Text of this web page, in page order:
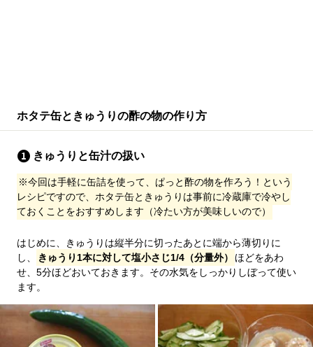
ホタテ缶ときゅうりの酢の物の作り方
きゅうりと缶汁の扱い
※今回は手軽に缶詰を使って、ぱっと酢の物を作ろう！という
レシピですので、ホタテ缶ときゅうりは事前に冷蔵庫で冷やし
ておくことをおすすめします（冷たい方が美味しいので）
はじめに、きゅうりは縦半分に切ったあとに端から薄切りに
し、
きゅうり1本に対して塩小さじ1/4（分量外）
ほどをあわ
せ、5分ほどおいておきます。その水気をしっかりしぼって使い
ます。